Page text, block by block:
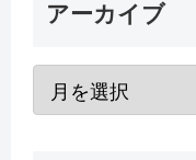
アーカイブ